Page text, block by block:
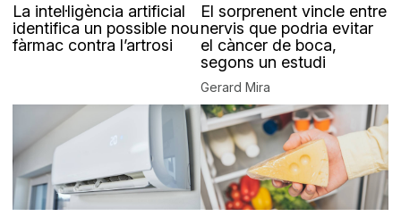
La intel·ligència artificial
identifica un possible nou
fàrmac contra l’artrosi
El sorprenent vincle entre
nervis que podria evitar
el càncer de boca,
segons un estudi
Gerard Mira